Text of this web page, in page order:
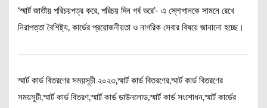
‘স্মার্ট জাতীয় পরিচয়পত্র করে, পরিচয় দিন গর্ব ভরে’- এ স্লোগানকে সামনে রেখে
নিরাপত্তা বৈশিষ্ট্য, কার্ডের প্রয়োজনীয়তা ও নাগরিক সেবার বিষয়ে জানানো হচ্ছে।
স্মার্ট কার্ড বিতরণের সময়সূচী ২০২৩,স্মার্ট কার্ড বিতরণের,স্মার্ট কার্ড বিতরণের
সময়সূচী,স্মার্ট কার্ড বিতরণ,স্মার্ট কার্ড ডাউনলোড,স্মার্ট কার্ড সংশোধন,স্মার্ট কার্ডের